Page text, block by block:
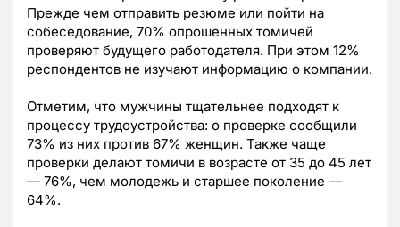
Прежде чем отправить резюме или пойти на
собеседование, 70% опрошенных томичей
проверяют будущего работодателя. При этом 12%
респондентов не изучают информацию о компании.
Отметим, что мужчины тщательнее подходят к
процессу трудоустройства: о проверке сообщили
73% из них против 67% женщин. Также чаще
проверки делают томичи в возрасте от 35 до 45 лет
— 76%, чем молодежь и старшее поколение —
64%.